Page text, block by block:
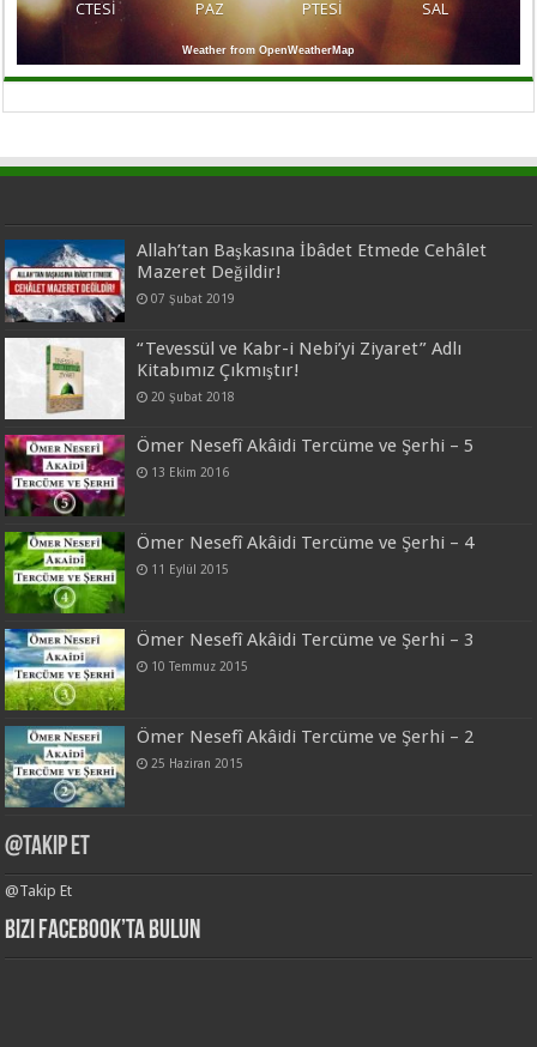
CTESI PAZ PTESI SAL
Weather from OpenWeatherMap
Allah’tan Başkasına İbâdet Etmede Cehâlet
Mazeret Değildir!
07 Şubat 2019
“Tevessül ve Kabr-i Nebi’yi Ziyaret” Adlı
Kitabımız Çıkmıştır!
20 Şubat 2018
Ömer Nesefî Akâidi Tercüme ve Şerhi – 5
13 Ekim 2016
Ömer Nesefî Akâidi Tercüme ve Şerhi – 4
11 Eylül 2015
Ömer Nesefî Akâidi Tercüme ve Şerhi – 3
10 Temmuz 2015
Ömer Nesefî Akâidi Tercüme ve Şerhi – 2
25 Haziran 2015
@Takip Et
@Takip Et
Bizi Facebook’ta Bulun